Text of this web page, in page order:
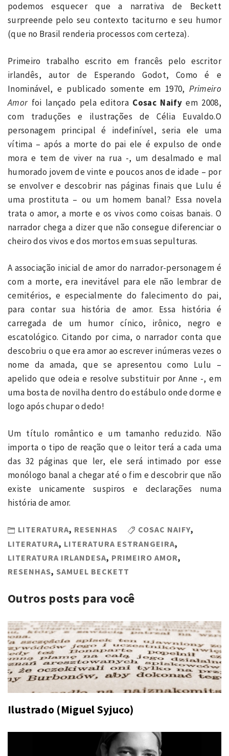
podemos esquecer que a narrativa de Beckett
surpreende pelo seu contexto taciturno e seu humor
(que no Brasil renderia processos com certeza).
Primeiro trabalho escrito em francês pelo escritor
irlandês, autor de Esperando Godot, Como é e
Inominável, e publicado somente em 1970,Primeiro
Amorfoi lançado pela editora Cosac Naifyem 2008,
com traduções e ilustrações de Célia Euvaldo.O
personagem principal é indefinível, seria ele uma
vítima – após a morte do pai ele é expulso de onde
mora e tem de viver na rua -, um desalmado e mal
humorado jovem de vinte e poucos anos de idade – por
se envolver e descobrir nas páginas finais que Lulu é
uma prostituta – ou um homem banal? Essa novela
trata o amor, a morte e os vivos como coisas banais. O
narrador chega a dizer que não consegue diferenciar o
cheiro dos vivos e dos mortos em suas sepulturas.
A associação inicial de amor do narrador-personagem é
com a morte, era inevitável para ele não lembrar de
cemitérios, e especialmente do falecimento do pai,
para contar sua história de amor. Essa história é
carregada de um humor cínico, irônico, negro e
escatológico. Citando por cima, o narrador conta que
descobriu o que era amor ao escrever inúmeras vezes o
nome da amada, que se apresentou como Lulu –
apelido que odeia e resolve substituir por Anne -, em
uma bosta de novilha dentro do estábulo onde dorme e
logo após chupar o dedo!
Um título romântico e um tamanho reduzido. Não
importa o tipo de reação que o leitor terá a cada uma
das 32 páginas que ler, ele será intimado por esse
monólogo banal a chegar até o fim e descobrir que não
existe unicamente suspiros e declarações numa
história de amor.
LITERATURA, RESENHAS COSAC NAIFY,
LITERATURA, LITERATURA ESTRANGEIRA,
LITERATURA IRLANDESA, PRIMEIRO AMOR,
RESENHAS, SAMUEL BECKETT
Outros posts para você
Ilustrado (Miguel Syjuco)